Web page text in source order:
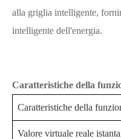
alla griglia intelligente,
intelligente dell'energia.
Caratteristiche della
Caratteristiche della
Valore virtuale reale